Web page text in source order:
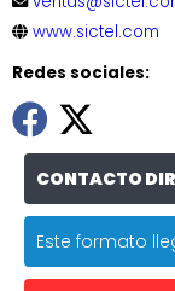
www.sictel.com
Redes sociales:
CONTACTO
Este formato